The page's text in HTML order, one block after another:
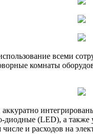
всеми
комнаты
(LED), а
и расходов на